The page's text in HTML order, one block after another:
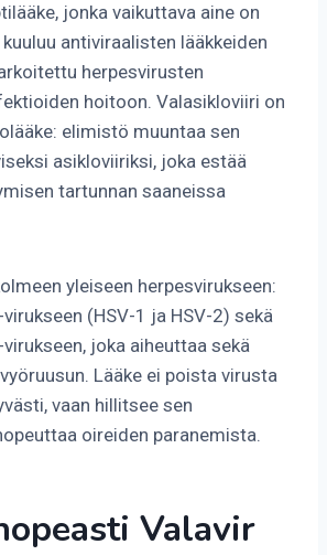
jonka vaikuttava aine on
antiviraalisten lääkkeiden
herpesvirusten
hoitoon. Valasikloviiri on
elimistö muuntaa sen
asikloviiriksi, joka estää
tartunnan saaneissa
yleiseen herpesvirukseen:
-virukseen (HSV-1 ja HSV-2) sekä
joka aiheuttaa sekä
Lääke ei poista virusta
vaan hillitsee sen
oireiden paranemista.
Valavir